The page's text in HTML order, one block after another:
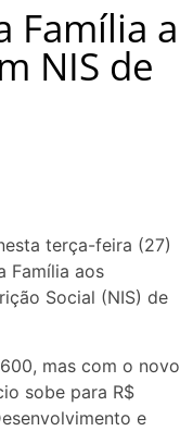
Família a
NIS de
terça-feira (27)
Família aos
Social (NIS) de
mas com o novo
sobe para R$
e